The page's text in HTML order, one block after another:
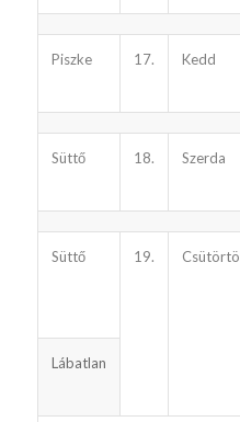
Piszke 17. Kedd
Süttő 18. Szerda
Süttő 19.
Lábatlan